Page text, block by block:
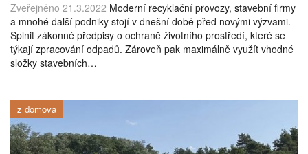
Zveřejněno 21.3.2022 Moderní recyklační provozy, stavební firmy
a mnohé další podniky stojí v dnešní době před novými výzvami.
Splnit zákonné předpisy o ochraně životního prostředí, které se
týkají zpracování odpadů. Zároveň pak maximálně využít vhodné
složky stavebních…
z domova